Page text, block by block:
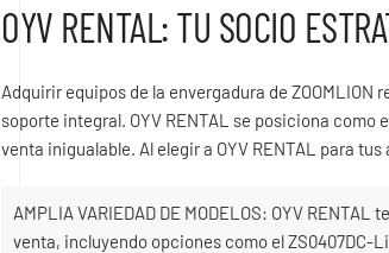
OYV RENTAL: TU SOCIO
Adquirir equipos de la envergadura de
soporte integral. OYV RENTAL se posiciona
venta inigualable. Al elegir a OYV RENTAL para
AMPLIA VARIEDAD DE MODELOS: OYV
venta, incluyendo opciones como el ZS0407DC-